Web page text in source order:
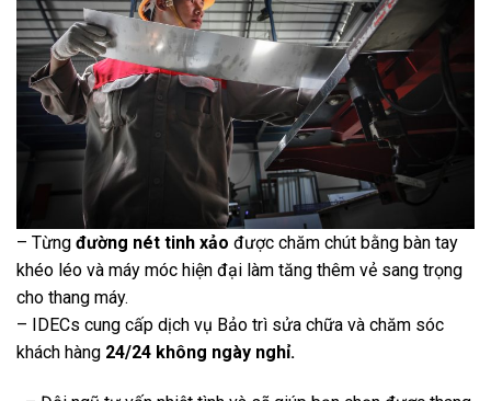
– Từng đường nét tinh xảo được chăm chút bằng bàn tay
khéo léo và máy móc hiện đại làm tăng thêm vẻ sang trọng
cho thang máy.
– IDECs cung cấp dịch vụ Bảo trì sửa chữa và chăm sóc
khách hàng 24/24 không ngày nghỉ.